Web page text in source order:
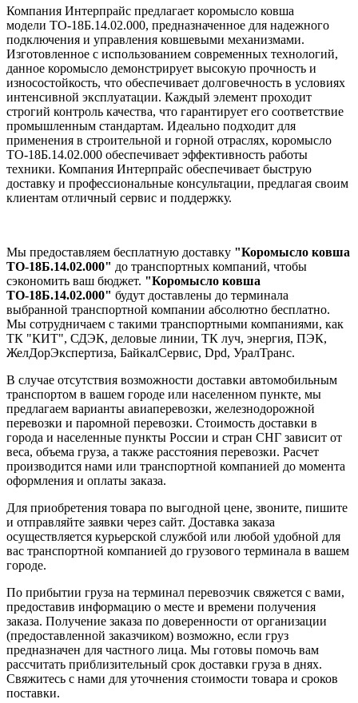
Компания Интерпрайс предлагает коромысло ковша
модели ТО-18Б.14.02.000, предназначенное для надежного
подключения и управления ковшевыми механизмами.
Изготовленное с использованием современных технологий,
данное коромысло демонстрирует высокую прочность и
износостойкость, что обеспечивает долговечность в условиях
интенсивной эксплуатации. Каждый элемент проходит
строгий контроль качества, что гарантирует его соответствие
промышленным стандартам. Идеально подходит для
применения в строительной и горной отраслях, коромысло
ТО-18Б.14.02.000 обеспечивает эффективность работы
техники. Компания Интерпрайс обеспечивает быструю
доставку и профессиональные консультации, предлагая своим
клиентам отличный сервис и поддержку.
Мы предоставляем бесплатную доставку "Коромысло ковша
ТО-18Б.14.02.000" до транспортных компаний, чтобы
сэкономить ваш бюджет. "Коромысло ковша
ТО-18Б.14.02.000" будут доставлены до терминала
выбранной транспортной компании абсолютно бесплатно.
Мы сотрудничаем с такими транспортными компаниями, как
ТК "КИТ", СДЭК, деловые линии, ТК луч, энергия, ПЭК,
ЖелДорЭкспертиза, БайкалСервис, Dpd, УралТранс.
В случае отсутствия возможности доставки автомобильным
транспортом в вашем городе или населенном пункте, мы
предлагаем варианты авиаперевозки, железнодорожной
перевозки и паромной перевозки. Стоимость доставки в
города и населенные пункты России и стран СНГ зависит от
веса, объема груза, а также расстояния перевозки. Расчет
производится нами или транспортной компанией до момента
оформления и оплаты заказа.
Для приобретения товара по выгодной цене, звоните, пишите
и отправляйте заявки через сайт. Доставка заказа
осуществляется курьерской службой или любой удобной для
вас транспортной компанией до грузового терминала в вашем
городе.
По прибытии груза на терминал перевозчик свяжется с вами,
предоставив информацию о месте и времени получения
заказа. Получение заказа по доверенности от организации
(предоставленной заказчиком) возможно, если груз
предназначен для частного лица. Мы готовы помочь вам
рассчитать приблизительный срок доставки груза в днях.
Свяжитесь с нами для уточнения стоимости товара и сроков
поставки.